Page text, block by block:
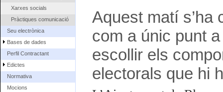
Xarxes socials
Pràctiques comunicació
Seu electrònica
Bases de dades
Perfil Contractant
Edictes
Normativa
Mocions
Aquest matí s’ha
com a únic punt
escollir els
electorals que hi